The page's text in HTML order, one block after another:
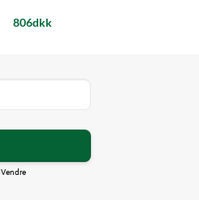
806dkk
Vendre